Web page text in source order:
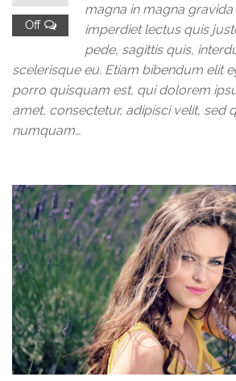
Off
magna in magna
imperdiet lectus quis
pede, sagittis quis,
scelerisque eu. Etiam bibendum elit
porro quisquam est, qui dolorem
amet, consectetur, adipisci velit, sed
numquam…